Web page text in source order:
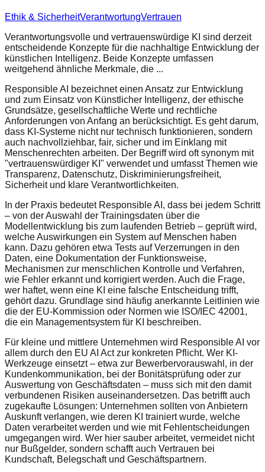
Ethik & SicherheitVerantwortungVertrauen
Verantwortungsvolle und vertrauenswürdige KI sind derzeit
entscheidende Konzepte für die nachhaltige Entwicklung der
künstlichen Intelligenz. Beide Konzepte umfassen
weitgehend ähnliche Merkmale, die ...
Responsible AI bezeichnet einen Ansatz zur Entwicklung
und zum Einsatz von Künstlicher Intelligenz, der ethische
Grundsätze, gesellschaftliche Werte und rechtliche
Anforderungen von Anfang an berücksichtigt. Es geht darum,
dass KI-Systeme nicht nur technisch funktionieren, sondern
auch nachvollziehbar, fair, sicher und im Einklang mit
Menschenrechten arbeiten. Der Begriff wird oft synonym mit
"vertrauenswürdiger KI" verwendet und umfasst Themen wie
Transparenz, Datenschutz, Diskriminierungsfreiheit,
Sicherheit und klare Verantwortlichkeiten.
In der Praxis bedeutet Responsible AI, dass bei jedem Schritt
– von der Auswahl der Trainingsdaten über die
Modellentwicklung bis zum laufenden Betrieb – geprüft wird,
welche Auswirkungen ein System auf Menschen haben
kann. Dazu gehören etwa Tests auf Verzerrungen in den
Daten, eine Dokumentation der Funktionsweise,
Mechanismen zur menschlichen Kontrolle und Verfahren,
wie Fehler erkannt und korrigiert werden. Auch die Frage,
wer haftet, wenn eine KI eine falsche Entscheidung trifft,
gehört dazu. Grundlage sind häufig anerkannte Leitlinien wie
die der EU-Kommission oder Normen wie ISO/IEC 42001,
die ein Managementsystem für KI beschreiben.
Für kleine und mittlere Unternehmen wird Responsible AI vor
allem durch den EU AI Act zur konkreten Pflicht. Wer KI-
Werkzeuge einsetzt – etwa zur Bewerbervorauswahl, in der
Kundenkommunikation, bei der Bonitätsprüfung oder zur
Auswertung von Geschäftsdaten – muss sich mit den damit
verbundenen Risiken auseinandersetzen. Das betrifft auch
zugekaufte Lösungen: Unternehmen sollten von Anbietern
Auskunft verlangen, wie deren KI trainiert wurde, welche
Daten verarbeitet werden und wie mit Fehlentscheidungen
umgegangen wird. Wer hier sauber arbeitet, vermeidet nicht
nur Bußgelder, sondern schafft auch Vertrauen bei
Kundschaft, Belegschaft und Geschäftspartnern.